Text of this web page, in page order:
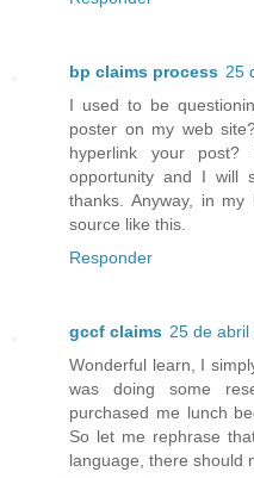
bp claims process 25
I used to be
poster on my web
hyperlink your
opportunity and I will
thanks. Anyway, in
source like this.
Responder
gccf claims 25 de abril
Wonderful learn, I
was doing some
purchased me lunch
So let me rephrase
language, there should